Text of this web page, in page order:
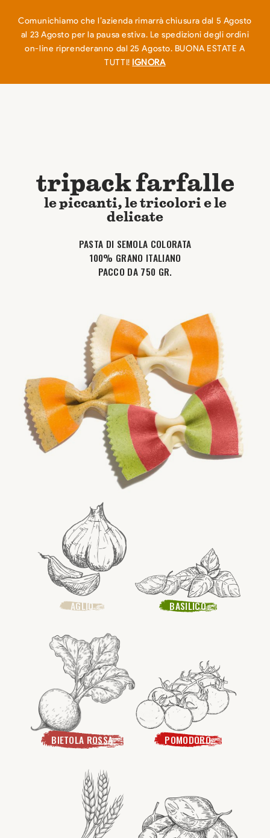
tripack farfalle
le piccanti, le tricolori e le
delicate
PASTA DI SEMOLA COLORATA
100% GRANO ITALIANO
PACCO DA 750 GR.
AGLIO BASILICO
BIETOLA ROSSA POMODORO
Comunichiamo che l’azienda rimarrà chiusura dal 5 Agosto
al 23 Agosto per la pausa estiva. Le spedizioni degli ordini
on-line riprenderanno dal 25 Agosto. BUONA ESTATE A
TUTTI! IGNORA